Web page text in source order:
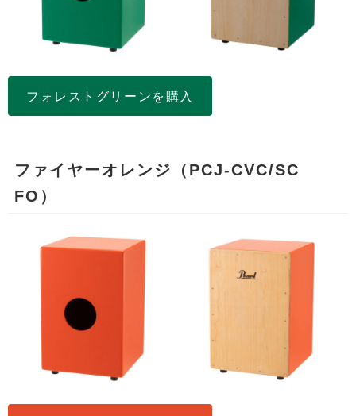
フォレストグリーンを購入
ファイヤーオレンジ（PCJ-CVC/SC
FO）